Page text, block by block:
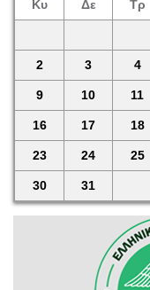
Κυ Δε Τρ
2 3 4
9 10 11
16 17 18
23 24 25
30 31